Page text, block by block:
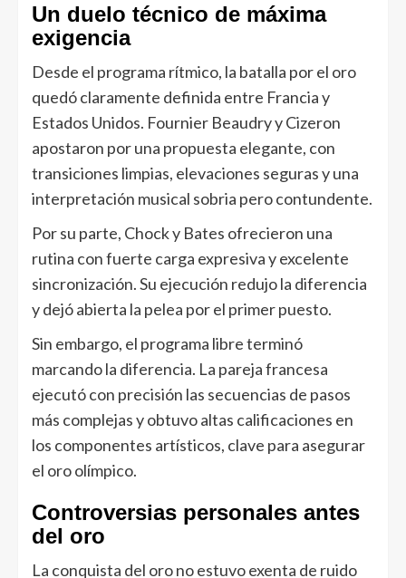
Un duelo técnico de máxima
exigencia
Desde el programa rítmico, la batalla por el oro
quedó claramente definida entre Francia y
Estados Unidos. Fournier Beaudry y Cizeron
apostaron por una propuesta elegante, con
transiciones limpias, elevaciones seguras y una
interpretación musical sobria pero contundente.
Por su parte, Chock y Bates ofrecieron una
rutina con fuerte carga expresiva y excelente
sincronización. Su ejecución redujo la diferencia
y dejó abierta la pelea por el primer puesto.
Sin embargo, el programa libre terminó
marcando la diferencia. La pareja francesa
ejecutó con precisión las secuencias de pasos
más complejas y obtuvo altas calificaciones en
los componentes artísticos, clave para asegurar
el oro olímpico.
Controversias personales antes
del oro
La conquista del oro no estuvo exenta de ruido